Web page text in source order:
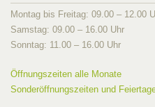
Montag bis Freitag: 09.00 – 12.00
Samstag: 09.00 – 16.00 Uhr
Sonntag: 11.00 – 16.00 Uhr
Öffnungszeiten alle Monate
Sonderöffnungszeiten und